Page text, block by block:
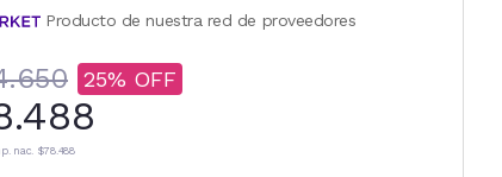
Producto de nuestra red de proveedores
25
nac. $78.488